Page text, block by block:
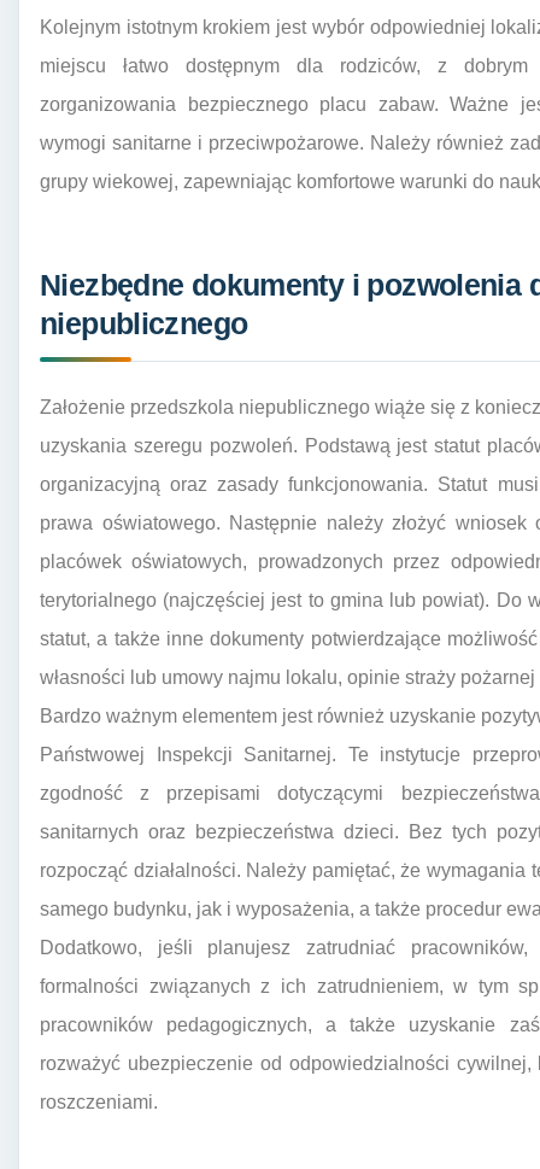
Kolejnym istotnym krokiem jest wybór odpowiedniej
miejscu łatwo dostępnym dla rodziców, z
zorganizowania bezpiecznego placu zabaw. Ważne
wymogi sanitarne i przeciwpożarowe. Należy również
grupy wiekowej, zapewniając komfortowe warunki do
Niezbędne dokumenty i pozwolenia
niepublicznego
Założenie przedszkola niepublicznego wiąże się z
uzyskania szeregu pozwoleń. Podstawą jest statut
organizacyjną oraz zasady funkcjonowania. Statut
prawa oświatowego. Następnie należy złożyć
placówek oświatowych, prowadzonych przez
terytorialnego (najczęściej jest to gmina lub powiat). Do
statut, a także inne dokumenty potwierdzające
własności lub umowy najmu lokalu, opinie straży
Bardzo ważnym elementem jest również uzyskanie
Państwowej Inspekcji Sanitarnej. Te instytucje
zgodność z przepisami dotyczącymi
sanitarnych oraz bezpieczeństwa dzieci. Bez tych
rozpocząć działalności. Należy pamiętać, że wymagania
samego budynku, jak i wyposażenia, a także procedur
Dodatkowo, jeśli planujesz zatrudniać
formalności związanych z ich zatrudnieniem, w tym
pracowników pedagogicznych, a także uzyskanie
rozważyć ubezpieczenie od odpowiedzialności
roszczeniami.